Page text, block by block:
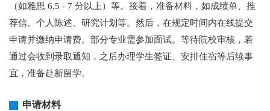
（如雅思 6.5 - 7 分以上）等。接着，准备材料，如成绩单、推
荐信、个人陈述、研究计划等。然后，在规定时间内在线提交
申请并缴纳申请费。部分专业需参加面试。等待院校审核，若
通过会收到录取通知，之后办理学生签证、安排住宿等后续事
宜，准备赴新留学。
申请材料